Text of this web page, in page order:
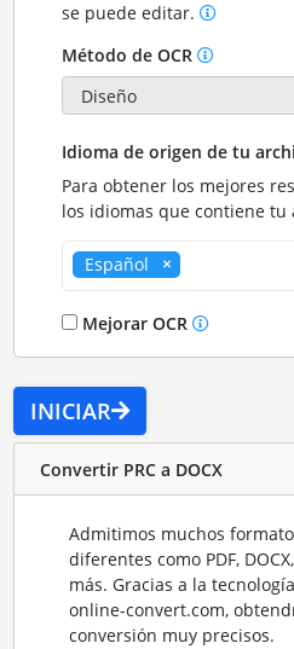
se puede editar.
Método de OCR
Idioma de origen de tu
Para obtener los mejores
los idiomas que contiene tu
Español
Mejorar OCR
INICIAR
Convertir PRC a DOCX
Admitimos muchos
diferentes como PDF,
más. Gracias a la
online-convert.com,
conversión muy precisos.